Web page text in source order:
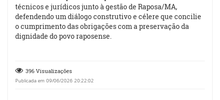
técnicos e jurídicos junto à gestão de Raposa/MA,
defendendo um diálogo construtivo e célere que concilie
o cumprimento das obrigações com a preservação da
dignidade do povo raposense.
396 Visualizações
Publicada em 09/06/2026 20:22:02